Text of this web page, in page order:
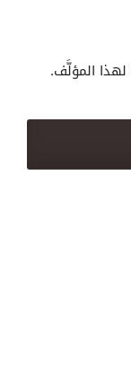
لهذا المؤلَّف.